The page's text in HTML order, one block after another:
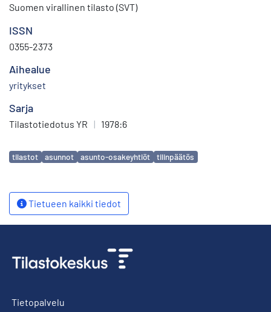
Suomen virallinen tilasto (SVT)
ISSN
0355-2373
Aihealue
yritykset
Sarja
Tilastotiedotus YR | 1978:6
Avainsanat
tilastot asunnot asunto-osakeyhtiöt tilinpäätös
Tietueen kaikki tiedot
Tietopalvelu